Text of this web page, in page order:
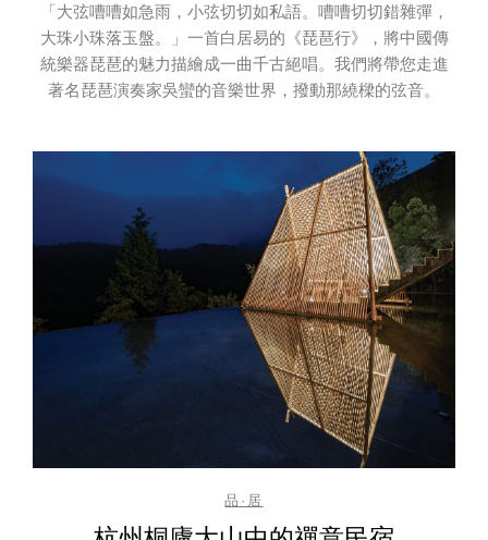
「大弦嘈嘈如急雨，小弦切切如私語。嘈嘈切切錯雜彈，
大珠小珠落玉盤。」一首白居易的《琵琶行》，將中國傳
統樂器琵琶的魅力描繪成一曲千古絕唱。我們將帶您走進
著名琵琶演奏家吳蠻的音樂世界，撥動那繞樑的弦音。
品·居